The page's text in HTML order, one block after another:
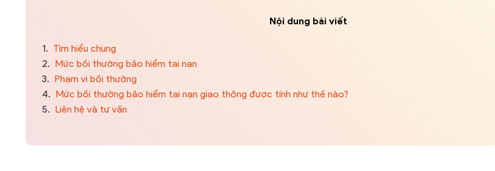
Nội dung bài viết
1. Tìm hiểu chung
2. Mức bồi thường bảo hiểm tai nạn
3. Phạm vi bồi thường
4. Mức bồi thường bảo hiểm tai nạn giao thông được tính như thế nào?
5. Liên hệ và tư vấn